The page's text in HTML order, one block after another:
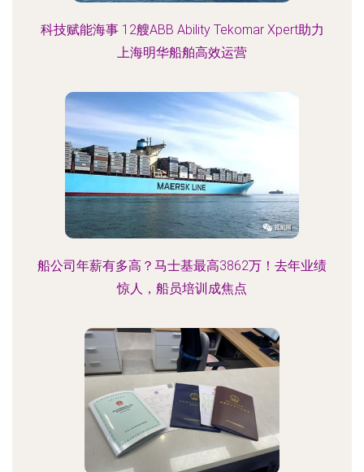
科技赋能海事 12艘ABB Ability Tekomar Xpert助力
上海明华船舶高效运营
船公司年薪有多高？马士基最高3862万！去年业绩
惊人，船员培训成焦点